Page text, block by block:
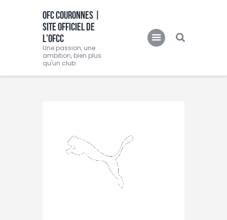
OFC COURONNES |
SITE OFFICIEL DE
L'OFCC
Une passion, une
ambition, bien plus
qu'un club
OFC COURONNES | SITE OFFICIEL DE L'OFCC
Une passion, une ambition, bien plus qu'un club
Accueil
Féminine